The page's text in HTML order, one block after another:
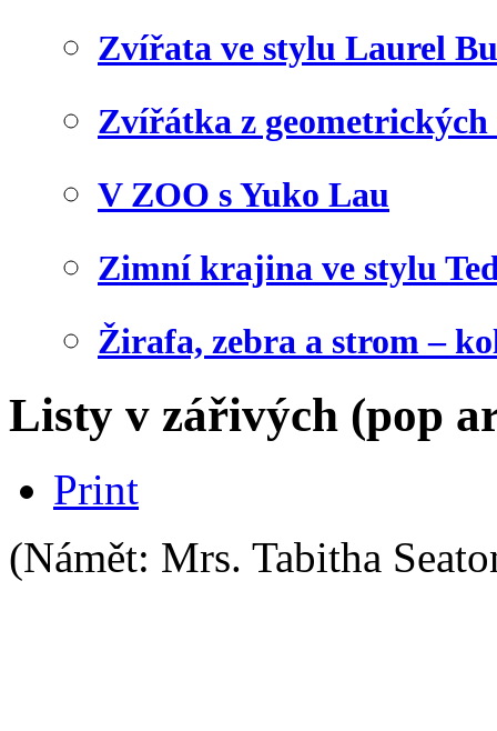
Zvířata ve stylu Laurel
Zvířátka z
V ZOO s Yuko Lau
Zimní krajina ve stylu
Žirafa, zebra a strom –
Listy v zářivých (pop
Print
(Námět: Mrs. Tabitha